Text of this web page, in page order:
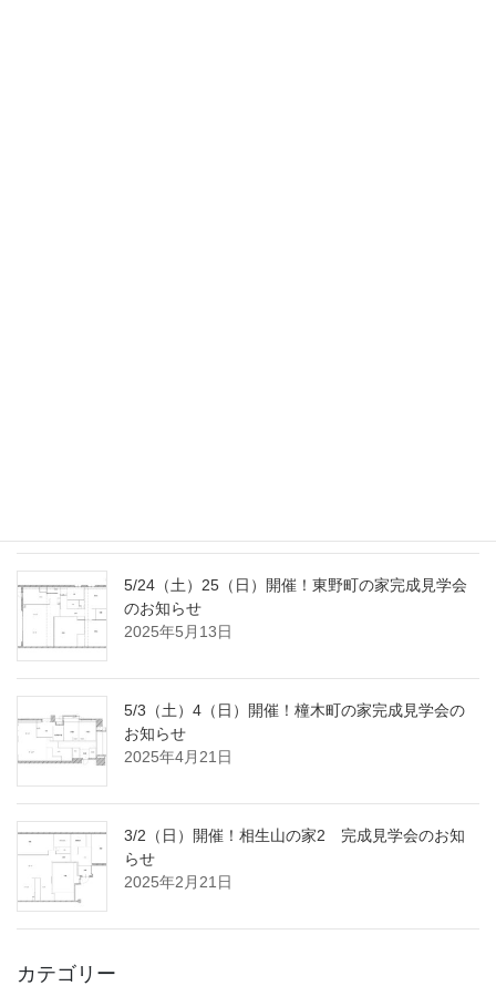
5/24（土）25（日）開催！東野町の家完成見学会
のお知らせ
2025年5月13日
5/3（土）4（日）開催！橦木町の家完成見学会の
お知らせ
2025年4月21日
3/2（日）開催！相生山の家2 完成見学会のお知
らせ
2025年2月21日
カテゴリー